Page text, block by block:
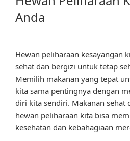
Anda
Hewan peliharaan kesayangan
sehat dan bergizi untuk tetap
Memilih makanan yang tepat
kita sama pentingnya dengan
diri kita sendiri. Makanan sehat
hewan peliharaan kita bisa
kesehatan dan kebahagiaan